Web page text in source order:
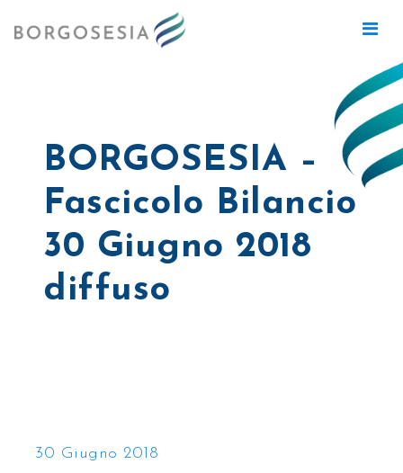
BORGOSESIA –
Fascicolo Bilancio
30 Giugno 2018
diffuso
30 Giugno 2018